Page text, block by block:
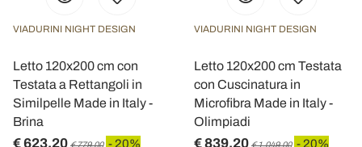
VIADURINI NIGHT DESIGN
Letto 120x200 cm con
Testata a Rettangoli in
Similpelle Made in Italy -
Brina
€ 623,20 € 779,00 - 20%
VIADURINI NIGHT DESIGN
Letto 120x200 cm Testata
con Cuscinatura in
Microfibra Made in Italy -
Olimpiadi
€ 839,20 € 1.049,00 - 20%